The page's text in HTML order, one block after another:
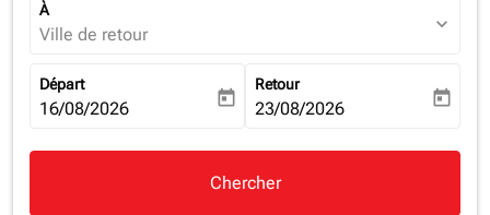
À
Ville de retour expand_more
Départ
fc-booking-departure-date-aria-label
16/08/2026 today
Retour
fc-booking-return-date-aria-
23/08/2026 today
Chercher